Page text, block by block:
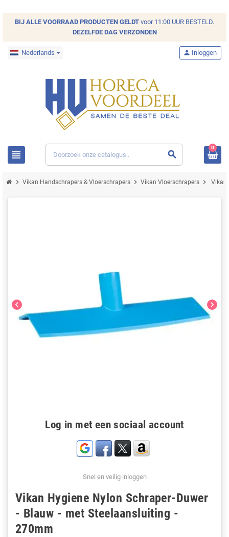
BIJ ALLE VOORRAAD PRODUCTEN GELDT voor 11:00 UUR BESTELD.
DEZELFDE DAG VERZONDEN
Nederlands
view_headline search
person Inloggen
0
chevron_right Vikan Handschrapers & Vloerschrapers chevron_right Vikan Vloerschrapers chevron_right Vikan
chevron_left chevron_right
Log in met een sociaal account
Snel en veilig inloggen
Vikan Hygiene Nylon Schraper-Duwer
- Blauw - met Steelaansluiting -
270mm